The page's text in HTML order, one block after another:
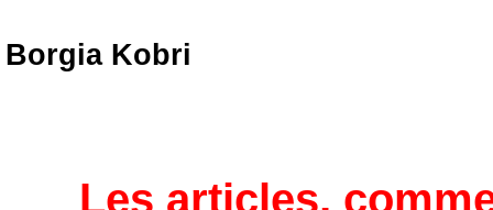
Borgia Kobri
Les articles,